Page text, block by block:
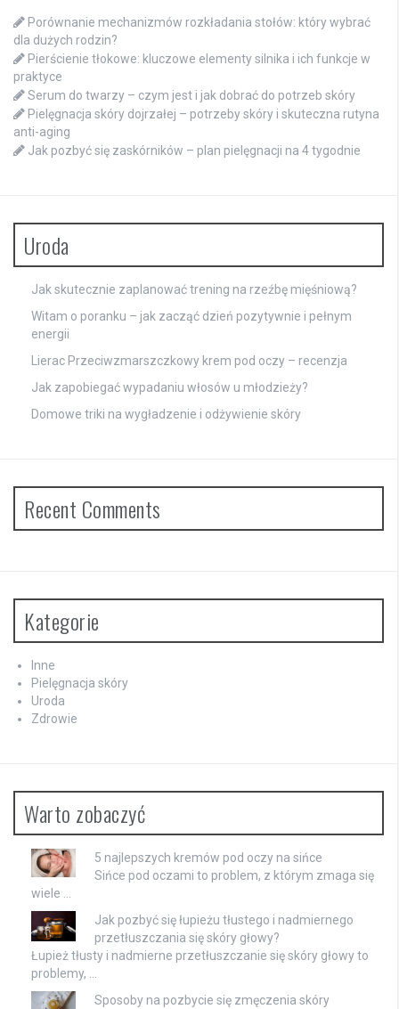
Porównanie mechanizmów rozkładania stołów: który wybrać
dla dużych rodzin?
Pierścienie tłokowe: kluczowe elementy silnika i ich funkcje w
praktyce
Serum do twarzy – czym jest i jak dobrać do potrzeb skóry
Pielęgnacja skóry dojrzałej – potrzeby skóry i skuteczna rutyna
anti-aging
Jak pozbyć się zaskórników – plan pielęgnacji na 4 tygodnie
Uroda
Jak skutecznie zaplanować trening na rzeźbę mięśniową?
Witam o poranku – jak zacząć dzień pozytywnie i pełnym
energii
Lierac Przeciwzmarszczkowy krem pod oczy – recenzja
Jak zapobiegać wypadaniu włosów u młodzieży?
Domowe triki na wygładzenie i odżywienie skóry
Recent Comments
Kategorie
Inne
Pielęgnacja skóry
Uroda
Zdrowie
Warto zobaczyć
5 najlepszych kremów pod oczy na sińce
Sińce pod oczami to problem, z którym zmaga się
wiele …
Jak pozbyć się łupieżu tłustego i nadmiernego
przetłuszczania się skóry głowy?
Łupież tłusty i nadmierne przetłuszczanie się skóry głowy to
problemy, …
Sposoby na pozbycie się zmęczenia skóry